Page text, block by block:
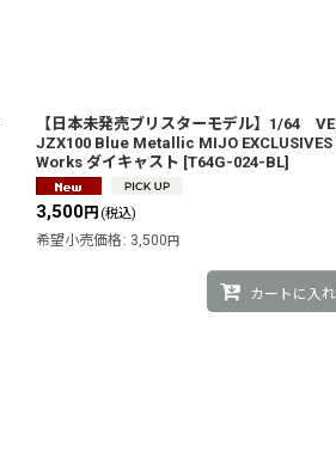
【日本未発売ブリスターモデル】1/64
JZX100 Blue Metallic MIJO EXCLUSIVES
Works ダイキャスト [T64G-024-BL]
3,500円 (税込)
希望小売価格 : 3,500 円
カートに入